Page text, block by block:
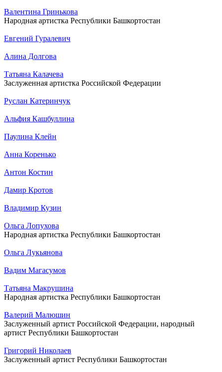
Валентина Гринькова
Народная артистка Республики Башкортостан
Евгений Гуралевич
Алина Долгова
Татьяна Калачева
Заслуженная артистка Российской Федерации
Руслан Катеринчук
Альфия Кашбуллина
Паулина Клейн
Анна Коренько
Антон Костин
Дамир Кротов
Владимир Кузин
Ольга Лопухова
Народная артистка Республики Башкортостан
Ольга Лукьянова
Вадим Магасумов
Татьяна Макрушина
Народная артистка Республики Башкортостан
Валерий Малюшин
Заслуженный артист Российской Федерации, народный
артист Республики Башкортостан
Григорий Николаев
Заслуженный артист Республики Башкортостан